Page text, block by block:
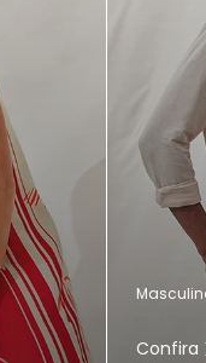
Confira